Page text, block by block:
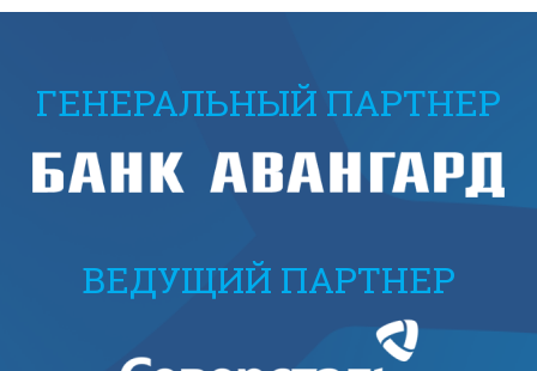
ГЕНЕРАЛЬНЫЙ ПАРТНЕР
ВЕДУЩИЙ ПАРТНЕР